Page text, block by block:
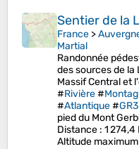
Sentier de la
France >
Martial
Randonnée
des sources de la
Massif Central et
#Rivière#
#Atlantique#GR3
pied du Mont
Distance : 1 274,4
Altitude maximum